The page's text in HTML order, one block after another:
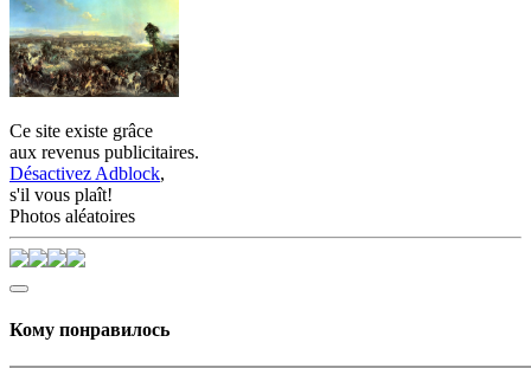
Ce site existe grâce
aux revenus publicitaires.
Désactivez Adblock,
s'il vous plaît!
Photos aléatoires
Кому понравилось